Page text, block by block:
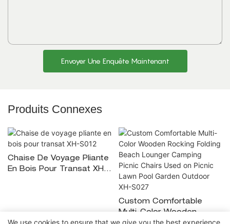
Envoyer Une Enquête Maintenant
Produits Connexes
Chaise De Voyage Pliante
En Bois Pour Transat XH-
Custom Comfortable
Multi-Color Wooden
We use cookies to ensure that we give you the best experience